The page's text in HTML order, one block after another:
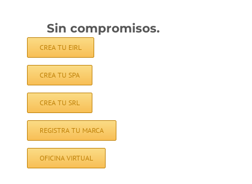
Sin compromisos.
CREA TU EIRL
CREA TU SPA
CREA TU SRL
REGISTRA TU MARCA
OFICINA VIRTUAL